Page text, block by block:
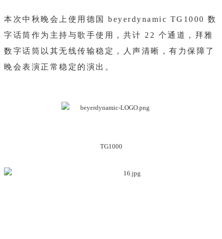
本次中秋晚会上使用德国 beyerdynamic TG1000 数
字话筒作为主持与歌手使用，共计 22 个通道，拜雅
数字话筒以其无线传输稳定，人声清晰，有力保障了
晚会表演正常稳定的演出。
TG1000